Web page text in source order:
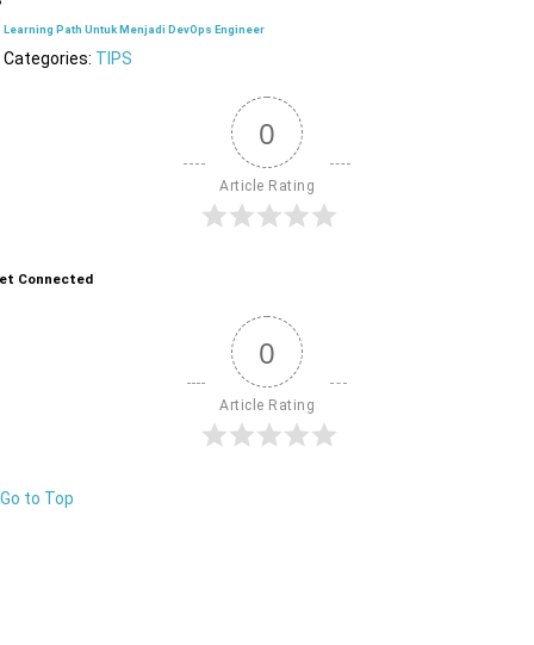
Learning Path Untuk Menjadi DevOps Engineer
Categories: TIPS
0
Article Rating
Connected
0
Article Rating
Go to Top